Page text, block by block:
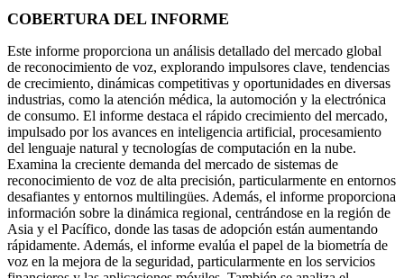
COBERTURA DEL INFORME
Este informe proporciona un análisis detallado del mercado global
de reconocimiento de voz, explorando impulsores clave, tendencias
de crecimiento, dinámicas competitivas y oportunidades en diversas
industrias, como la atención médica, la automoción y la electrónica
de consumo. El informe destaca el rápido crecimiento del mercado,
impulsado por los avances en inteligencia artificial, procesamiento
del lenguaje natural y tecnologías de computación en la nube.
Examina la creciente demanda del mercado de sistemas de
reconocimiento de voz de alta precisión, particularmente en entornos
desafiantes y entornos multilingües. Además, el informe proporciona
información sobre la dinámica regional, centrándose en la región de
Asia y el Pacífico, donde las tasas de adopción están aumentando
rápidamente. Además, el informe evalúa el papel de la biometría de
voz en la mejora de la seguridad, particularmente en los servicios